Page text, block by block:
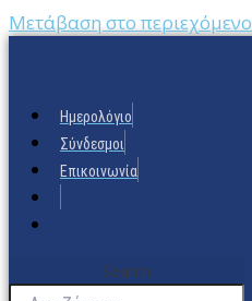
Μετάβαση στο περιεχόμενο
Ημερολόγιο
Σύνδεσμοι
Επικοινωνία
Search